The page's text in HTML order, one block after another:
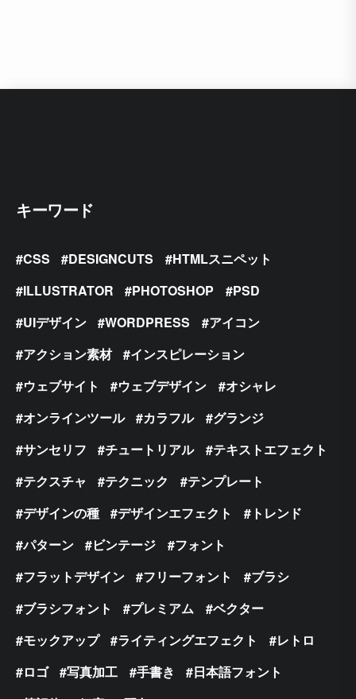
キーワード
CSS DESIGNCUTS
HTMLスニペット
ILLUSTRATOR
PHOTOSHOP
PSD
UIデザイン
WORDPRESS
アイコン
アクション素材
インスピレーション
ウェブサイト
ウェブデザイン
オシャレ
オンラインツール
カラフル
グランジ
サンセリフ
チュートリアル
テキストエフェクト
テクスチャ
テクニック
テンプレート
デザインの種
デザインエフェクト
トレンド
パターン
ビンテージ
フォント
フラットデザイン
フリーフォント
ブラシ
ブラシフォント
プレミアム
ベクター
モックアップ
ライティングエフェクト
レトロ
ロゴ
写真加工 手書き
日本語フォント